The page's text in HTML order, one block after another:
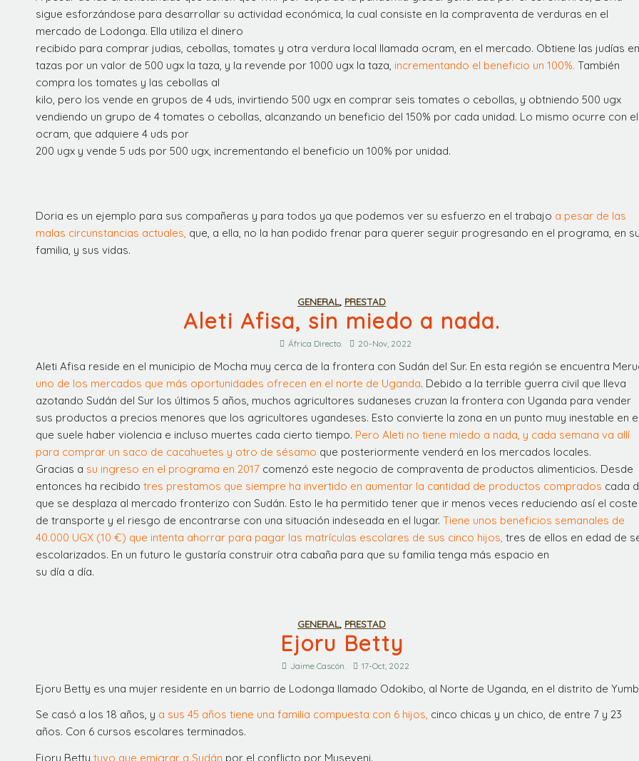
sigue esforzándose para desarrollar su actividad económica, la cual consiste en la compraventa de verduras en el
mercado de Lodonga. Ella utiliza el dinero
recibido para comprar judias, cebollas, tomates y otra verdura local llamada ocram, en el mercado. Obtiene las judías en
tazas por un valor de 500 ugx la taza, y la revende por 1000 ugx la taza, incrementando el beneficio un 100%. También
compra los tomates y las cebollas al
kilo, pero los vende en grupos de 4 uds, invirtiendo 500 ugx en comprar seis tomates o cebollas, y obtniendo 500 ugx
vendiendo un grupo de 4 tomates o cebollas, alcanzando un beneficio del 150% por cada unidad. Lo mismo ocurre con el
ocram, que adquiere 4 uds por
200 ugx y vende 5 uds por 500 ugx, incrementando el beneficio un 100% por unidad.
Doria es un ejemplo para sus compañeras y para todos ya que podemos ver su esfuerzo en el trabajo a pesar de las
malas circunstancias actuales, que, a ella, no la han podido frenar para querer seguir progresando en el programa, en
familia, y sus vidas.
GENERAL, PRESTAD
Aleti Afisa, sin miedo a nada.
África Directo. 20-Nov, 2022
Aleti Afisa reside en el municipio de Mocha muy cerca de la frontera con Sudán del Sur. En esta región se encuentra
uno de los mercados que más oportunidades ofrecen en el norte de Uganda. Debido a la terrible guerra civil que lleva
azotando Sudán del Sur los últimos 5 años, muchos agricultores sudaneses cruzan la frontera con Uganda para vender
sus productos a precios menores que los agricultores ugandeses. Esto convierte la zona en un punto muy inestable en
que suele haber violencia e incluso muertes cada cierto tiempo. Pero Aleti no tiene miedo a nada, y cada semana va allí
para comprar un saco de cacahuetes y otro de sésamo que posteriormente venderá en los mercados locales.
Gracias a su ingreso en el programa en 2017 comenzó este negocio de compraventa de productos alimenticios. Desde
entonces ha recibido tres prestamos que siempre ha invertido en aumentar la cantidad de productos comprados cada
que se desplaza al mercado fronterizo con Sudán. Esto le ha permitido tener que ir menos veces reduciendo así el coste
de transporte y el riesgo de encontrarse con una situación indeseada en el lugar. Tiene unos beneficios semanales de
40.000 UGX (10 €) que intenta ahorrar para pagar las matrículas escolares de sus cinco hijos, tres de ellos en edad de
escolarizados. En un futuro le gustaría construir otra cabaña para que su familia tenga más espacio en
su día a día.
GENERAL, PRESTAD
Ejoru Betty
Jaime Cascón. 17-Oct, 2022
Ejoru Betty es una mujer residente en un barrio de Lodonga llamado Odokibo, al Norte de Uganda, en el distrito de
Se casó a los 18 años, y a sus 45 años tiene una familia compuesta con 6 hijos, cinco chicas y un chico, de entre 7 y 23
años. Con 6 cursos escolares terminados.
Ejoru Betty tuvo que emigrar a Sudán por el conflicto por Museveni.